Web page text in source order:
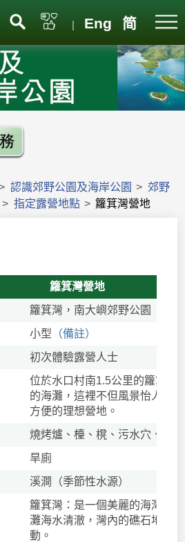
| Eng 简
認識郊野公園及海岸公園 > 郊野
> 指定露營地點 > 籮箕灣營地
籮箕灣營地
籮箕灣，南大嶼郊野公園
小型 （備註）
初次體驗露營人士
位於水口村南1.5公里的籮箕灣
的海灘，這裡不但風景怡人，
方便的理想營地。
燒烤爐、檯、櫈、污水穴、晾
旱廁
溪澗（季節性水源）
籮箕灣：是一個美麗的海灣，
灘海水清澈，灣內的礁石地帶
動。